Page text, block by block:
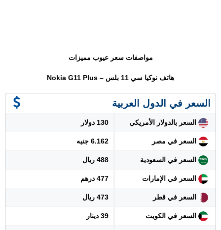
مواصفات سعر عيوب مميزات
هاتف نوكيا سي 11 بلس – Nokia G11 Plus
السعر في الدول العربية
السعر بالدولار الأمريكي 130 دولار
السعر في مصر 6.162 جنيه
السعر في السعودية 488 ريال
السعر في الإمارات 477 درهم
السعر في قطر 473 ريال
السعر في الكويت 39 دينار